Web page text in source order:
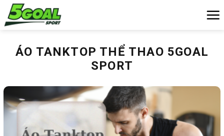
Chuyển
đến
ÁO TANKTOP THỂ THAO 5GOAL
SPORT